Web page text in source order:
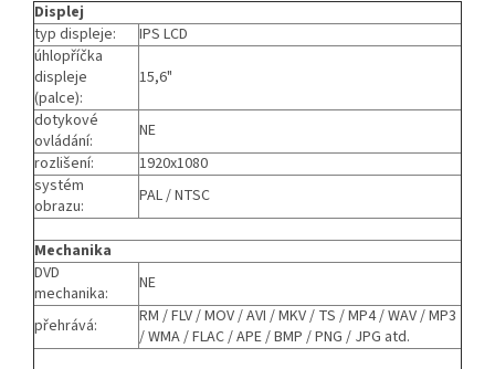
Displej
typ displeje:
IPS LCD
úhlopříčka
displeje
(palce):
15,6"
dotykové
ovládání:
NE
rozlišení:
1920x1080
systém
obrazu:
PAL / NTSC
Mechanika
DVD
mechanika:
NE
přehrává:
RM / FLV / MOV / AVI / MKV / TS / MP4 / WAV / MP3
/ WMA / FLAC / APE / BMP / PNG / JPG atd.